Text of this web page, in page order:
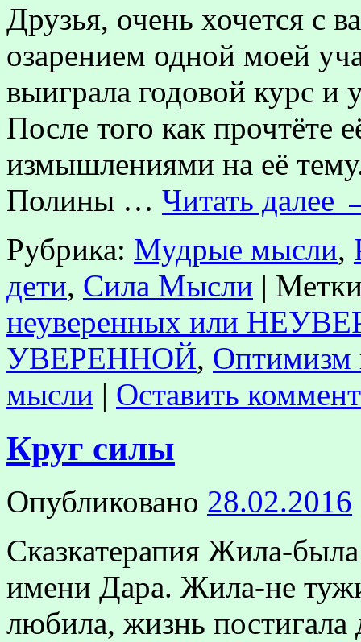
Друзья, очень хочется с
озарением одной моей
выиграла годовой курс и
После того как прочтёте
измышлениями на её
Полины … Читать далее
Рубрика: Мудрые мысли,
дети, Сила Мысли |
неуверенных или
УВЕРЕННОЙ, Оптимизм
мысли | Оставить
Круг силы
Опубликовано 28.02.2016
Сказкатерапия Жила-
имени Дара. Жила-не
любила, жизнь постигала